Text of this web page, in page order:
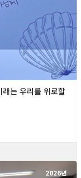
는 우리를 위로할
2026년